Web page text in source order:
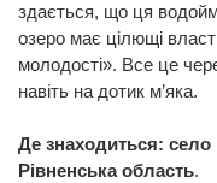
здається, що ця
озеро має цілющі
молодості». Все це
навіть на дотик м’яка.
Де знаходиться:
Рівненська область.